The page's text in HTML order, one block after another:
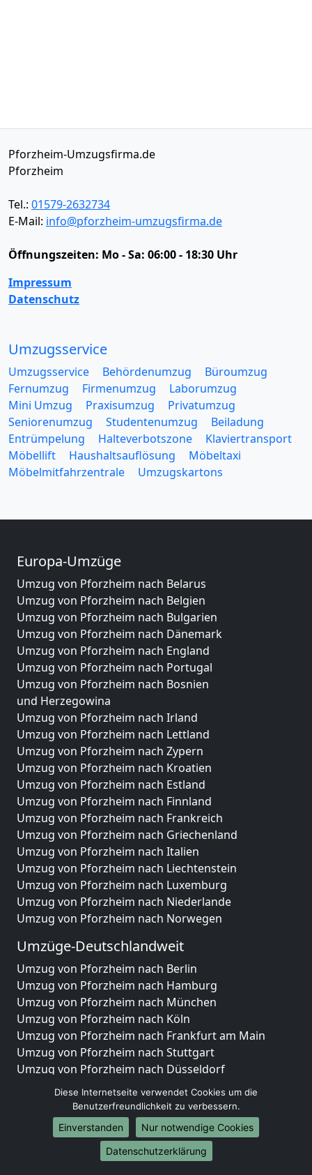
Pforzheim-Umzugsfirma.de
Pforzheim
Tel.: 01579-2632734
E-Mail: info@pforzheim-umzugsfirma.de
Öffnungszeiten: Mo - Sa: 06:00 - 18:30 Uhr
Impressum
Datenschutz
Umzugsservice
Umzugsservice Behördenumzug
Büroumzug
Fernumzug
Firmenumzug
Laborumzug
Mini Umzug
Praxisumzug
Privatumzug
Seniorenumzug
Studentenumzug
Beiladung
Entrümpelung
Halteverbotszone
Klaviertransport
Möbellift
Haushaltsauflösung
Möbeltaxi
Möbelmitfahrzentrale
Umzugskartons
Europa-Umzüge
Umzug von Pforzheim nach Belarus
Umzug von Pforzheim nach Belgien
Umzug von Pforzheim nach Bulgarien
Umzug von Pforzheim nach Dänemark
Umzug von Pforzheim nach England
Umzug von Pforzheim nach Portugal
Umzug von Pforzheim nach Bosnien
und Herzegowina
Umzug von Pforzheim nach Irland
Umzug von Pforzheim nach Lettland
Umzug von Pforzheim nach Zypern
Umzug von Pforzheim nach Kroatien
Umzug von Pforzheim nach Estland
Umzug von Pforzheim nach Finnland
Umzug von Pforzheim nach Frankreich
Umzug von Pforzheim nach Griechenland
Umzug von Pforzheim nach Italien
Umzug von Pforzheim nach Liechtenstein
Umzug von Pforzheim nach Luxemburg
Umzug von Pforzheim nach Niederlande
Umzug von Pforzheim nach Norwegen
Umzüge-Deutschlandweit
Umzug von Pforzheim nach Berlin
Umzug von Pforzheim nach Hamburg
Umzug von Pforzheim nach München
Umzug von Pforzheim nach Köln
Umzug von Pforzheim nach Frankfurt am Main
Umzug von Pforzheim nach Stuttgart
Umzug von Pforzheim nach Düsseldorf
Umzug von Pforzheim nach Leipzig
Umzug von Pforzheim nach Dortmund
Umzug von Pforzheim nach Essen
Umzug von Pforzheim nach Bremen
Umzug von Pforzheim nach Dresden
Diese Internetseite verwendet Cookies um die
Benutzerfreundlichkeit zu verbessern.
Einverstanden
Nur notwendige Cookies
Datenschutzerklärung